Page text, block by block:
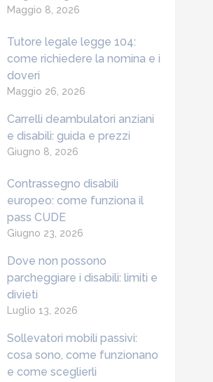
Maggio 8, 2026
Tutore legale legge 104:
come richiedere la nomina e i
doveri
Maggio 26, 2026
Carrelli deambulatori anziani
e disabili: guida e prezzi
Giugno 8, 2026
Contrassegno disabili
europeo: come funziona il
pass CUDE
Giugno 23, 2026
Dove non possono
parcheggiare i disabili: limiti e
divieti
Luglio 13, 2026
Sollevatori mobili passivi:
cosa sono, come funzionano
e come sceglierli